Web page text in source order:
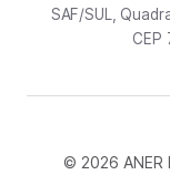
SAF/SUL,
CEP
© 2026